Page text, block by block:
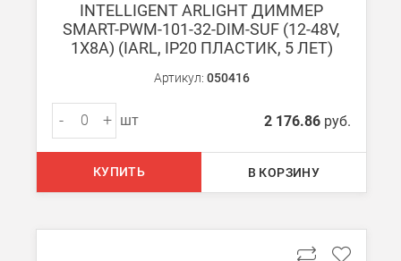
INTELLIGENT ARLIGHT ДИММЕР
SMART-PWM-101-32-DIM-SUF (12-48V,
1X8A) (IARL, IP20 ПЛАСТИК, 5 ЛЕТ)
Артикул: 050416
- + шт 2 176.86 руб.
КУПИТЬ В КОРЗИНУ